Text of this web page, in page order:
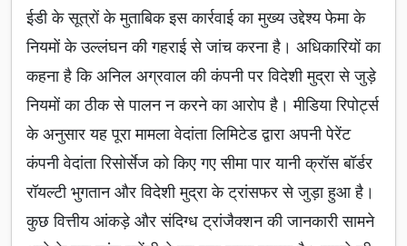
ईडी के सूत्रों के मुताबिक इस कार्रवाई का मुख्य उद्देश्य फेमा के
नियमों के उल्लंघन की गहराई से जांच करना है। अधिकारियों का
कहना है कि अनिल अग्रवाल की कंपनी पर विदेशी मुद्रा से जुड़े
नियमों का ठीक से पालन न करने का आरोप है। मीडिया रिपोर्ट्स
के अनुसार यह पूरा मामला वेदांता लिमिटेड द्वारा अपनी पेरेंट
कंपनी वेदांता रिसोर्सेज को किए गए सीमा पार यानी क्रॉस बॉर्डर
रॉयल्टी भुगतान और विदेशी मुद्रा के ट्रांसफर से जुड़ा हुआ है।
कुछ वित्तीय आंकड़े और संदिग्ध ट्रांजैक्शन की जानकारी सामने